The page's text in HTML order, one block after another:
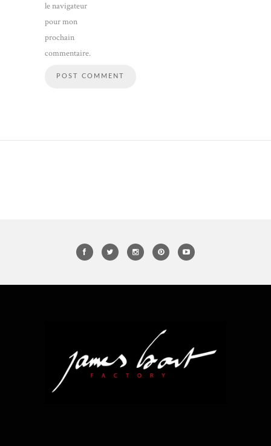
le navigateur
pour mon
prochain
commentaire.